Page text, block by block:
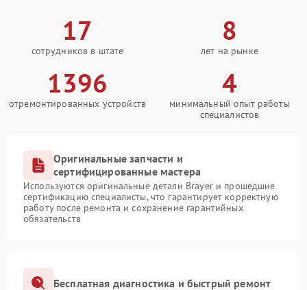
17
сотрудников в штате
8
лет на рынке
1396
отремонтированных устройств
4
минимальный опыт работы
специалистов
Оригинальные запчасти и
сертифицированные мастера
Используются оригинальные детали Brayer и прошедшие
сертификацию специалисты, что гарантирует корректную
работу после ремонта и сохранение гарантийных
обязательств
Бесплатная диагностика и быстрый ремонт